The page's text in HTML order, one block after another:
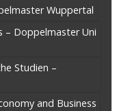
Wuppertal
– Doppelmaster Uni
Studien –
and Business